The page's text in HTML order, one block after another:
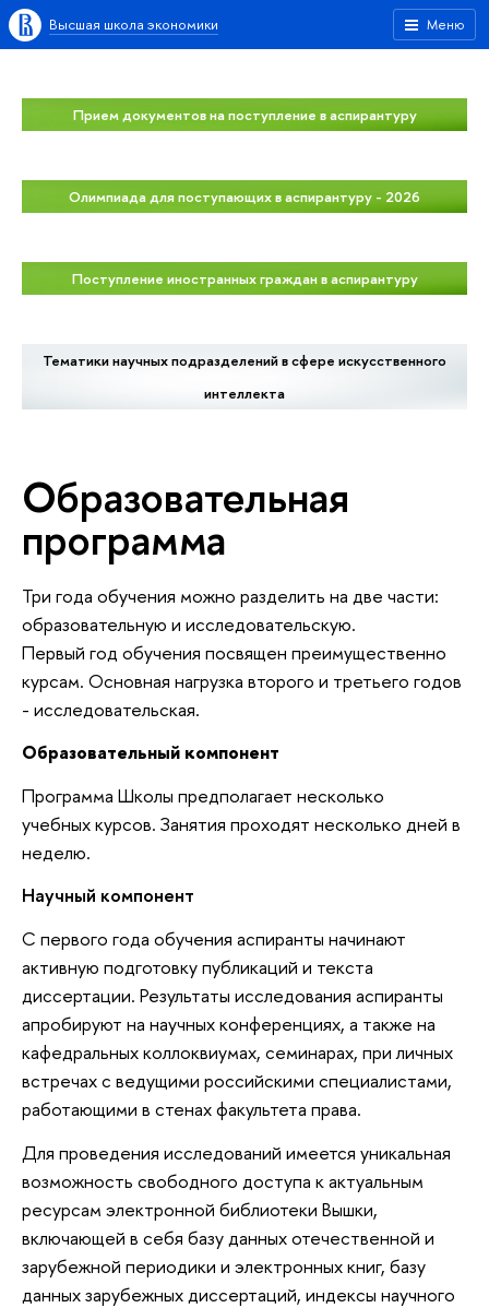
Меню
Высшая школа экономики
Прием документов на поступление в аспирантуру
Олимпиада для поступающих в аспирантуру - 2026
Поступление иностранных граждан в аспирантуру
Тематики научных подразделений в сфере искусственного
интеллекта
Образовательная
программа
Три года обучения можно разделить на две части:
образовательную и исследовательскую.
Первый год обучения посвящен преимущественно
курсам. Основная нагрузка второго и третьего годов
- исследовательская.
Образовательный компонент
Программа Школы предполагает несколько
учебных курсов. Занятия проходят несколько дней в
неделю.
Научный компонент
С первого года обучения аспиранты начинают
активную подготовку публикаций и текста
диссертации. Результаты исследования аспиранты
апробируют на научных конференциях, а также на
кафедральных коллоквиумах, семинарах, при личных
встречах с ведущими российскими специалистами,
работающими в стенах факультета права.
Для проведения исследований имеется уникальная
возможность свободного доступа к актуальным
ресурсам электронной библиотеки Вышки,
включающей в себя базу данных отечественной и
зарубежной периодики и электронных книг, базу
данных зарубежных диссертаций, индексы научного